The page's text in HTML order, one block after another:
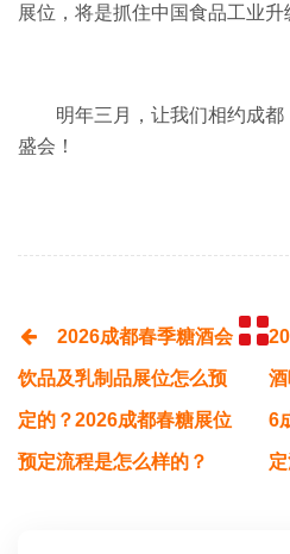
展位，将是抓住中国食品工业升
明年三月，让我们相约成
盛会！
2026成都春季糖酒会
饮品及乳制品展位怎么预
定的？2026成都春糖展位
预定流程是怎么样的？
6